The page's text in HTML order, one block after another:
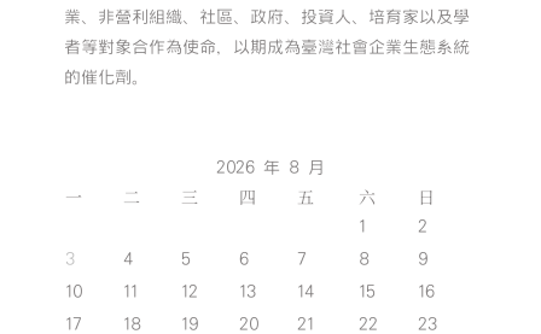
業、非營利組織、社區、政府、投資人、培育家以及學
者等對象合作為使命，以期成為臺灣社會企業生態系統
的催化劑。
2026 年 8 月
一 二 三 四 五 六 日
1
2
3
4 5 6 7 8
9
10
11 12 13 14 15
16
17
18 19 20 21 22
23